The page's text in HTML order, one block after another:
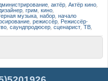
актёр Актёр кино
грим кино
музыка, набор начало
режиссёр Режиссёр-
,саундпродюсер сценарист ,ТВ